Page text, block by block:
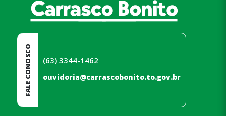
FALE CONOSCO (63) 3344-1462
ouvidoria@carrascobonito.to.gov.br